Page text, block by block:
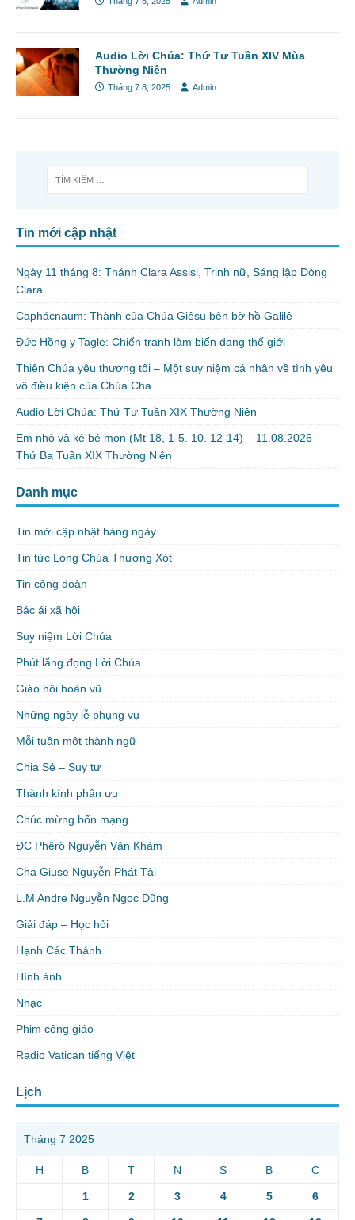
Audio Lời Chúa: Thứ Tư Tuần XIV Mùa
Thường Niên
Tháng 7 8, 2025 Admin
Tin mới cập nhật
Ngày 11 tháng 8: Thánh Clara Assisi, Trinh nữ, Sáng lập Dòng
Clara
Caphácnaum: Thành của Chúa Giêsu bên bờ hồ Galilê
Đức Hồng y Tagle: Chiến tranh làm biến dạng thế giới
Thiên Chúa yêu thương tôi – Một suy niệm cá nhân về tình yêu
vô điều kiện của Chúa Cha
Audio Lời Chúa: Thứ Tư Tuần XIX Thường Niên
Em nhỏ và kẻ bé mọn (Mt 18, 1-5. 10. 12-14) – 11.08.2026 –
Thứ Ba Tuần XIX Thường Niên
Danh mục
Tin mới cập nhật hàng ngày
Tin tức Lòng Chúa Thương Xót
Tin cộng đoàn
Bác ái xã hội
Suy niệm Lời Chúa
Phút lắng đọng Lời Chúa
Giáo hội hoàn vũ
Những ngày lễ phụng vụ
Mỗi tuần một thành ngữ
Chia Sẻ – Suy tư
Thành kính phân ưu
Chúc mừng bổn mạng
ĐC Phêrô Nguyễn Văn Khảm
Cha Giuse Nguyễn Phát Tài
L.M Andre Nguyễn Ngọc Dũng
Giải đáp – Học hỏi
Hạnh Các Thánh
Hình ảnh
Nhạc
Phim công giáo
Radio Vatican tiếng Việt
Lịch
Tháng 7 2025
H B T N S B C
1 2 3 4 5 6